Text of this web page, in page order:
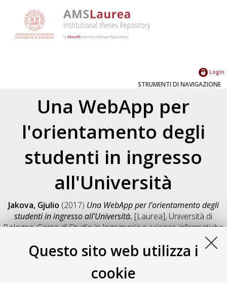
Questo sito web utilizza i
cookie
Login
STRUMENTI DI NAVIGAZIONE
Una WebApp per
l'orientamento degli
studenti in ingresso
all'Università
Jakova, Gjulio (2017) Una WebApp per l'orientamento degli
studenti in ingresso all'Università. [Laurea], Università di
Bologna, Corso di Studio inIngegneria e scienze informatiche
, Documento full-text non disponibile
Salva citazione
Condividi
Il full-text non è disponibile per scelta dell'autore. (